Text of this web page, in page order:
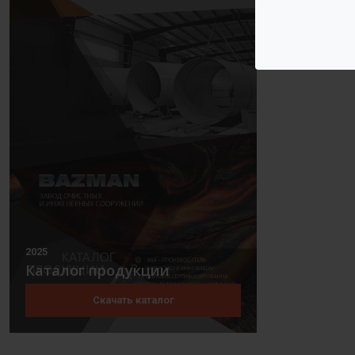
2025
Каталог продукции
Скачать каталог